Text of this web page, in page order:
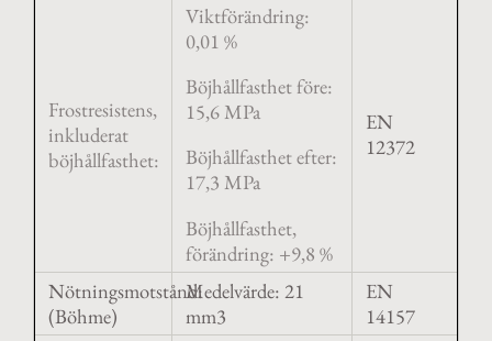
Frostresistens,
inkluderat
böjhållfasthet:
Viktförändring:
0,01 %
Böjhållfasthet före:
15,6 MPa
Böjhållfasthet efter:
17,3 MPa
Böjhållfasthet,
förändring: +9,8 %
EN
12372
Nötningsmotstånd:
(Böhme)
Medelvärde: 21
mm3
EN
14157